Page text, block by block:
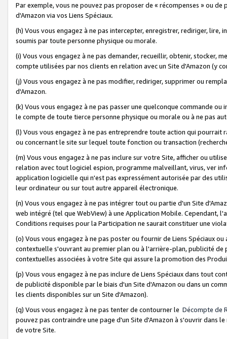
Par exemple, vous ne pouvez pas proposer de « récompenses » ou
d'Amazon via vos Liens Spéciaux.
(h) Vous vous engagez à ne pas intercepter, enregistrer, rediriger,
soumis par toute personne physique ou morale.
(i) Vous vous engagez à ne pas demander, recueillir, obtenir, stocker,
compte utilisées par nos clients en relation avec un Site d'Amazon (y
(j) Vous vous engagez à ne pas modifier, rediriger, supprimer ou
d'Amazon.
(k) Vous vous engagez à ne pas passer une quelconque commande
le compte de toute tierce personne physique ou morale ou à ne pas
(l) Vous vous engagez à ne pas entreprendre toute action qui
ou concernant le site sur lequel toute fonction ou transaction
(m) Vous vous engagez à ne pas inclure sur votre Site, afficher ou
relation avec tout logiciel espion, programme malveillant, virus, ver
application logicielle qui n'est pas expressément autorisée par des
leur ordinateur ou sur tout autre appareil électronique.
(n) Vous vous engagez à ne pas intégrer tout ou partie d'un Site
web intégré (tel que WebView) à une Application Mobile. Cependant,
Conditions requises pour la Participation ne saurait constituer une
(o) Vous vous engagez à ne pas poster ou fournir de Liens Spéciaux
contextuelle s'ouvrant au premier plan ou à l'arrière-plan, publicité
contextuelles associées à votre Site qui assure la promotion des
(p) Vous vous engagez à ne pas inclure de Liens Spéciaux dans tout
de publicité disponible par le biais d'un Site d'Amazon ou dans un
les clients disponibles sur un Site d'Amazon).
(q) Vous vous engagez à ne pas tenter de contourner le Décompte de
pouvez pas contraindre une page d'un Site d'Amazon à s'ouvrir dans
de votre Site.